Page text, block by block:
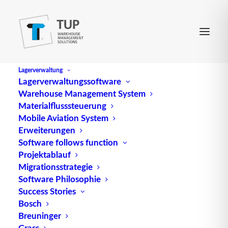
Lagerverwaltung
Lagerverwaltungssoftware
Warehouse Management System
Materialflusssteuerung
Mobile Aviation System
Erweiterungen
Software follows function
Projektablauf
Migrationsstrategie
Software Philosophie
Success Stories
Bosch
Breuninger
Überladung bei Lkws –
Gefahren und Bußgelder